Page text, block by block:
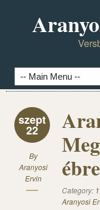
szept
22
By
Aranyosi
Ervin
Category:
Aranyosi